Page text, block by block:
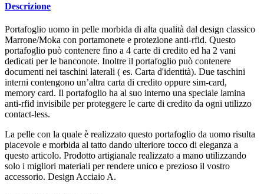
Descrizione
Portafoglio uomo in pelle morbida di alta qualità dal design classico
Marrone/Moka con portamonete e protezione anti-rfid. Questo
portafoglio può contenere fino a 4 carte di credito ed ha 2 vani
dedicati per le banconote. Inoltre il portafoglio può contenere
documenti nei taschini laterali ( es. Carta d'identità). Due taschini
interni contengono un’altra carta di credito oppure sim-card,
memory card. Il portafoglio ha al suo interno una speciale lamina
anti-rfid invisibile per proteggere le carte di credito da ogni utilizzo
contact-less.
La pelle con la quale è realizzato questo portafoglio da uomo risulta
piacevole e morbida al tatto dando ulteriore tocco di eleganza a
questo articolo. Prodotto artigianale realizzato a mano utilizzando
solo i migliori materiali per rendere unico e prezioso il vostro
accessorio. Design Acciaio A.